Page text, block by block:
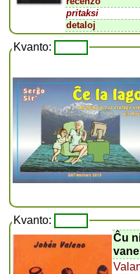
pritaksi
detaloj
Kvanto:
Kvanto:
Ĉu